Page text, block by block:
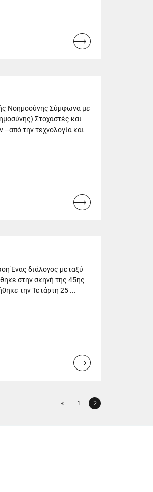
Read
Νοημοσύνης Σύμφωνα με
Στοχαστές και
την τεχνολογία και
Read
Ένας διάλογος μεταξύ
στην σκηνή της 45ης
την Τετάρτη 25 ...
Read
«PreviousPage
1 Page
2